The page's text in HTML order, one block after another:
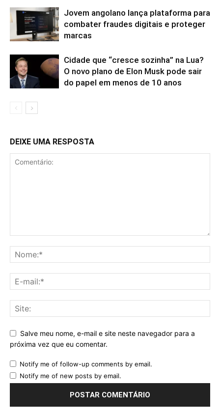
Jovem angolano lança plataforma para
combater fraudes digitais e proteger
marcas
Cidade que “cresce sozinha” na Lua?
O novo plano de Elon Musk pode sair
do papel em menos de 10 anos
DEIXE UMA RESPOSTA
Salve meu nome, e-mail e site neste navegador para a
próxima vez que eu comentar.
Notify me of follow-up comments by email.
Notify me of new posts by email.